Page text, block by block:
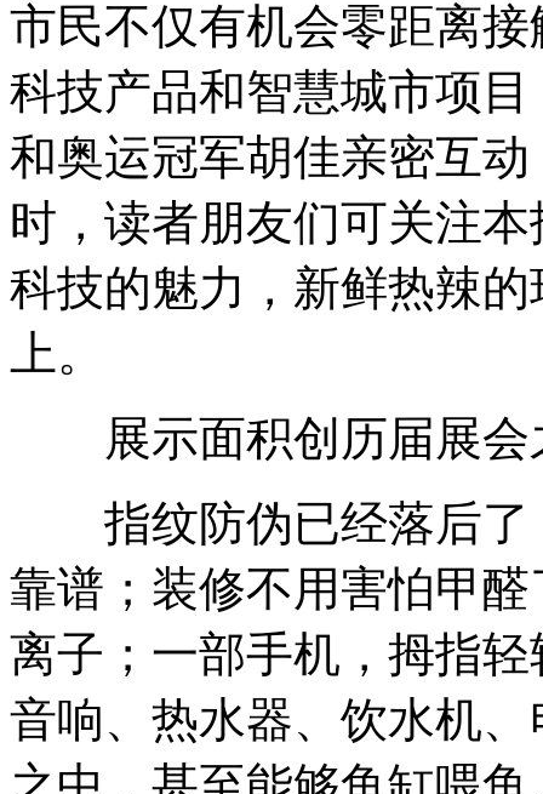
市民不仅有机会零距离
科技产品和智慧城市项
和奥运冠军胡佳亲密互
时，读者朋友们可关注
科技的魅力，新鲜热辣
上。
展示面积创历届展会
指纹防伪已经落后了
靠谱；装修不用害怕甲
离子；一部手机，拇指
音响、热水器、饮水机